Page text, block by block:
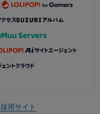
採用サイト